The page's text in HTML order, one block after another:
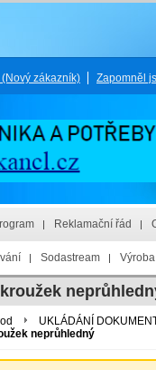
(Nový zákazník) Zapomněl
Reklamační řád
Sodastream
UKLÁDÁNÍ
neprůhledný